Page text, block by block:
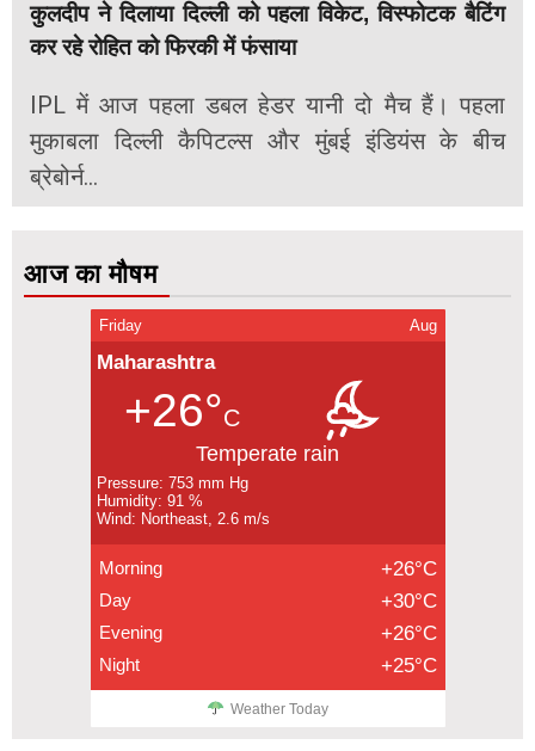
कुलदीप ने दिलाया दिल्ली को पहला विकेट, विस्फोटक बैटिंग
कर रहे रोहित को फिरकी में फंसाया
IPL में आज पहला डबल हेडर यानी दो मैच हैं। पहला
मुकाबला दिल्ली कैपिटल्स और मुंबई इंडियंस के बीच
ब्रेबोर्न...
आज का मौषम
Friday Aug
Maharashtra
+26°C
Temperate rain
Pressure: 753 mm Hg
Humidity: 91 %
Wind: Northeast, 2.6 m/s
Morning +26°C
Day +30°C
Evening +26°C
Night +25°C
Weather Today